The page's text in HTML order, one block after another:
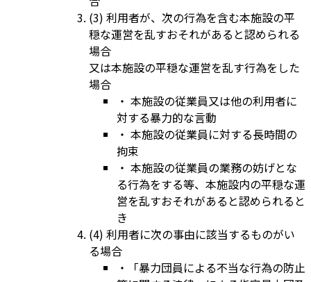
(3) 利用者が、次の行為を含む本施設の平
穏な運営を乱すおそれがあると認められる
場合
又は本施設の平穏な運営を乱す行為をした
場合
・ 本施設の従業員又は他の利用者に
対する暴力的な言動
・ 本施設の従業員に対する長時間の
拘束
・ 本施設の従業員の業務の妨げとな
る行為をする等、本施設内の平穏な運
営を乱すおそれがあると認められると
き
(4) 利用者に次の事由に該当するものがい
る場合
・「暴力団員による不当な行為の防止